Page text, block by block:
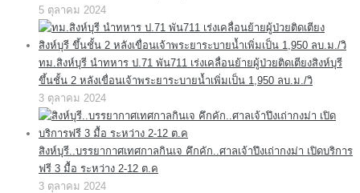
5 ตุลาคม 2024
ทม.สิงห์บุรี นำทหาร ป.71 พัน711 เร่งเคลื่อนย้ายผู้ป่วยติดเตียงสิงห์บุรี
ขึ้นชั้น 2 หลังเขื่อนเจ้าพระยาระบายน้ำเพิ่มเป็น 1,950 ลบ.ม./วิ
3 ตุลาคม 2024
สิงห์บุรี..บรรยากาศเทศกาลกินเจ คึกคัก..ศาลเจ้าปึงเถ่ากงม่า เปิดบริการ
ฟรี 3 มื้อ ระหว่าง 2-12 ต.ค
3 ตุลาคม 2024